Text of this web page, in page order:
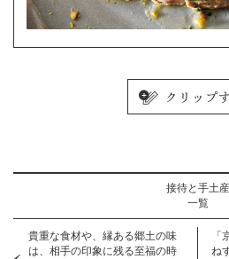
接待と手土産
一覧
貴重な食材や、縁ある郷土の味
は、相手の印象に残る至福の時
ね